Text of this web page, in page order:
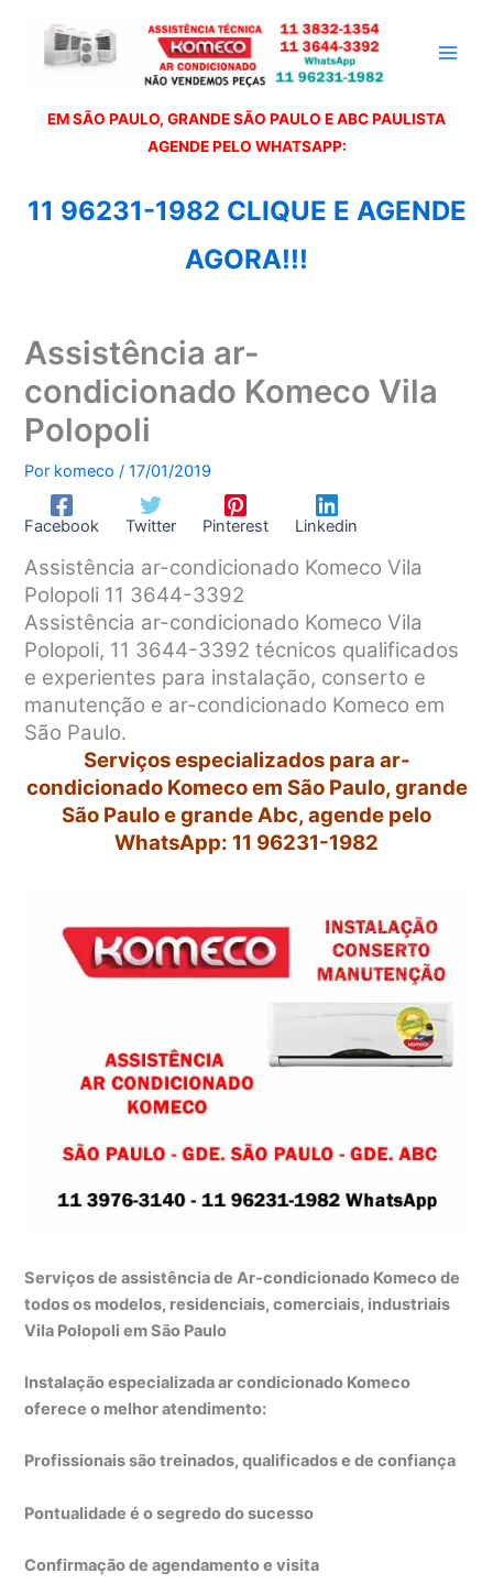
EM SÃO PAULO, GRANDE SÃO PAULO E ABC PAULISTA
AGENDE PELO WHATSAPP:
11 96231-1982 CLIQUE E AGENDE
AGORA!!!
Assistência ar-
condicionado Komeco Vila
Polopoli
Por komeco/17/01/2019
Facebook Twitter Pinterest Linkedin
Assistência ar-condicionado Komeco Vila
Polopoli 11 3644-3392
Assistência ar-condicionado Komeco Vila
Polopoli, 11 3644-3392 técnicos qualificados
e experientes para instalação, conserto e
manutenção e ar-condicionado Komeco em
São Paulo.
Serviços especializados para ar-
condicionado Komeco em São Paulo, grande
São Paulo e grande Abc, agende pelo
WhatsApp: 11 96231-1982
Serviços de assistência de Ar-condicionado Komeco de
todos os modelos, residenciais, comerciais, industriais
Vila Polopoli em São Paulo
Instalação especializada ar condicionado Komeco
oferece o melhor atendimento:
Profissionais são treinados, qualificados e de confiança
Pontualidade é o segredo do sucesso
Confirmação de agendamento e visita